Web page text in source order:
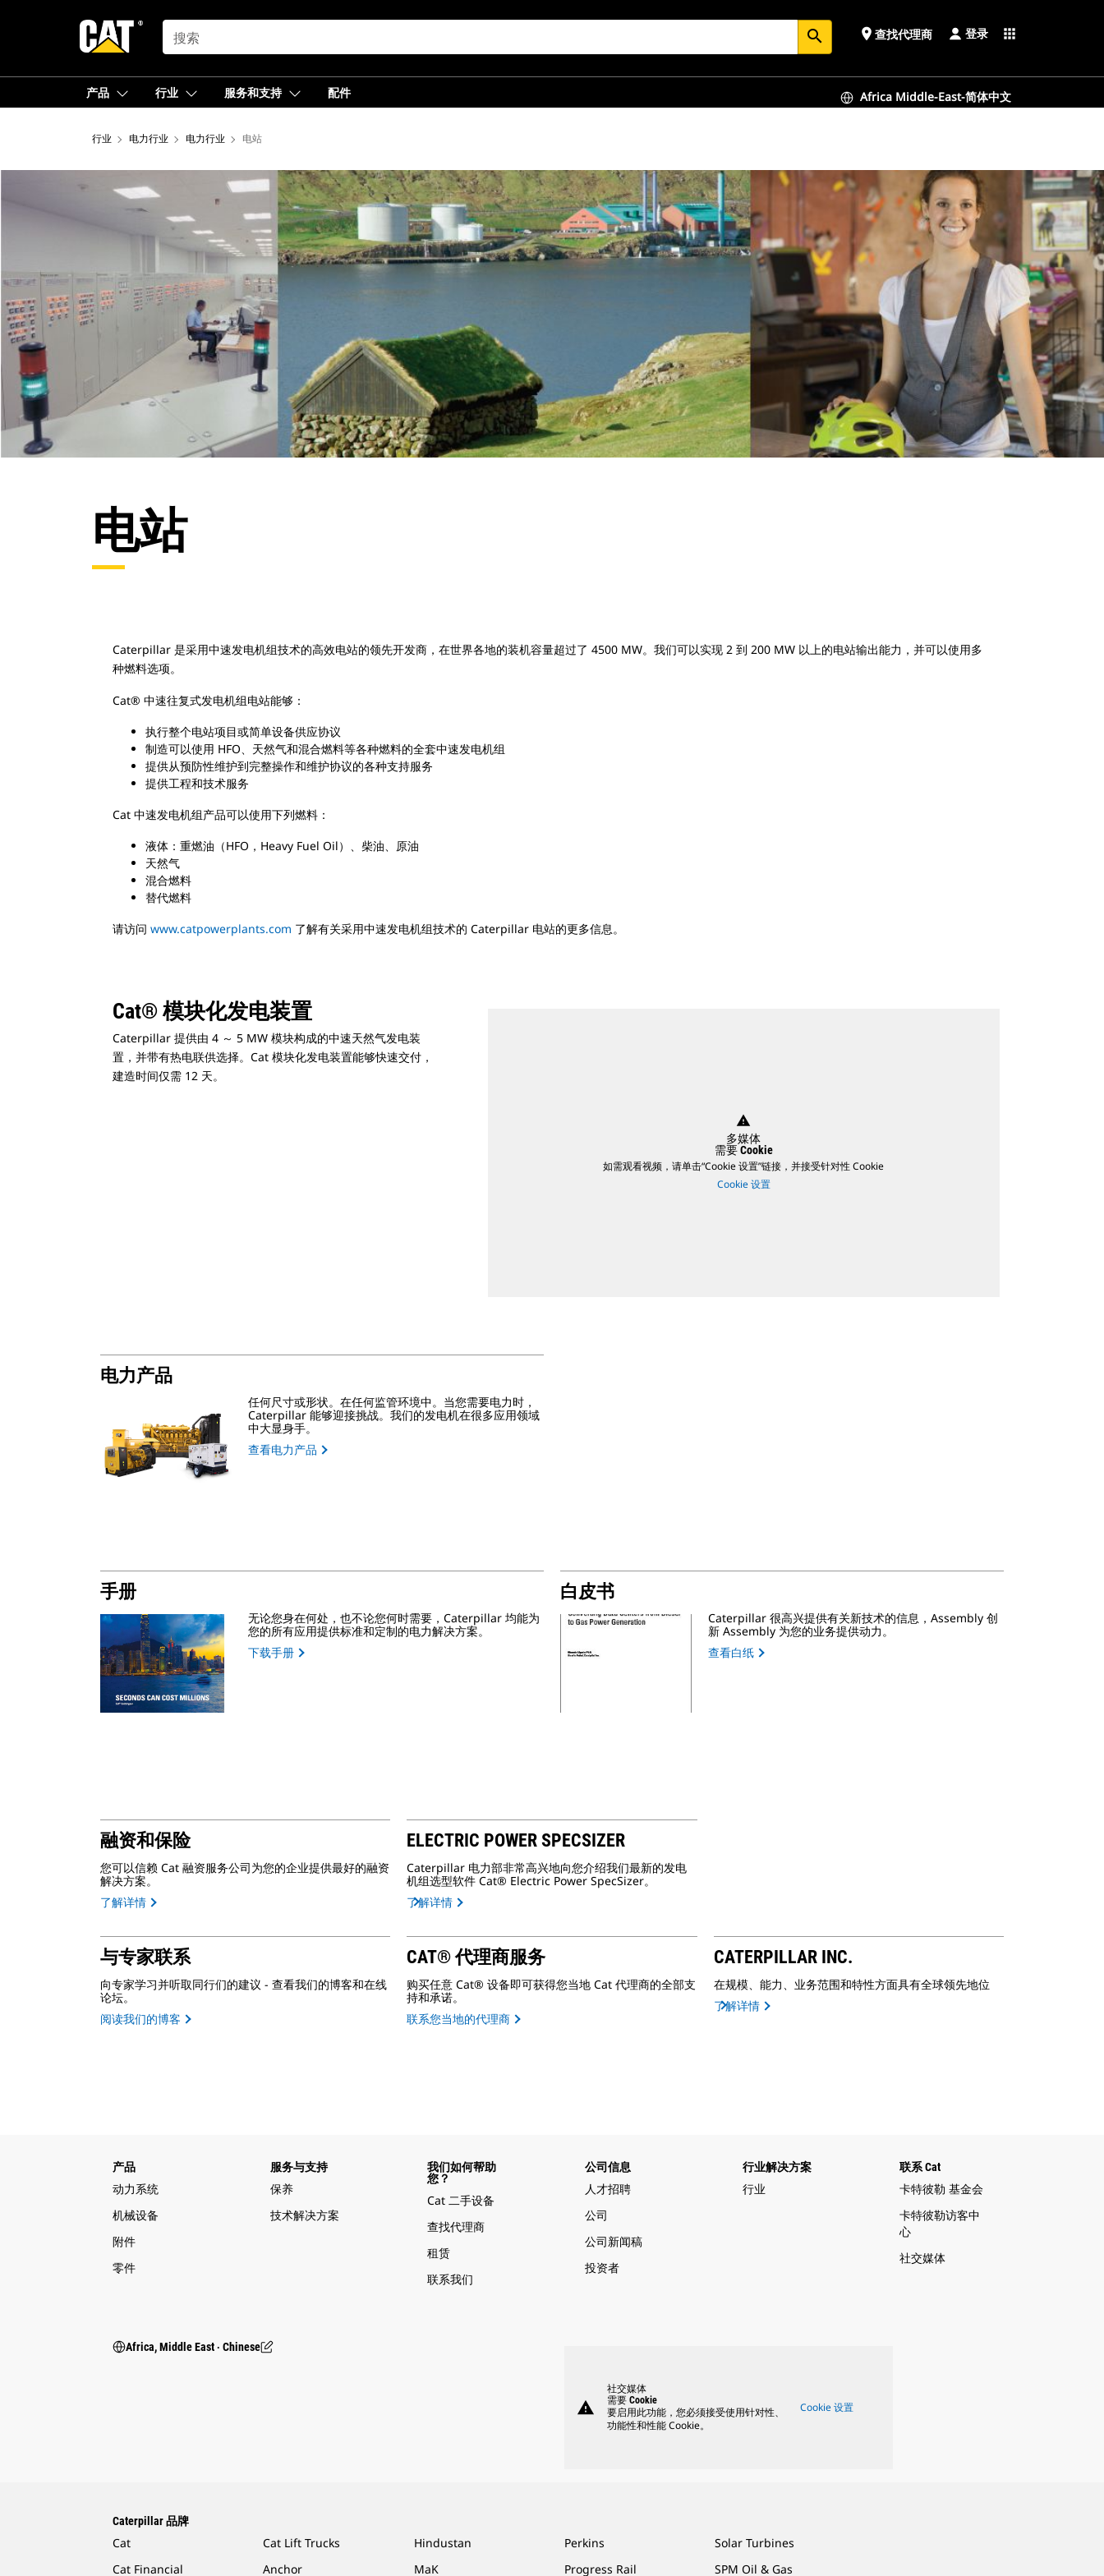
SEARCH search place 查找代理商 登录 apps
产品 行业 服务和支持 配件 Africa Middle-East-简体中文
行业 电力行业 电力行业 电站
电站
Caterpillar 是采用中速发电机组技术的高效电站的领先开发商，在世界各地的装机容量超过了 4500 MW。我们可以实现 2 到 200 MW 以上的电站输出能力，并可以使用多
种燃料选项。
Cat® 中速往复式发电机组电站能够：
执行整个电站项目或简单设备供应协议
制造可以使用 HFO、天然气和混合燃料等各种燃料的全套中速发电机组
提供从预防性维护到完整操作和维护协议的各种支持服务
提供工程和技术服务
Cat 中速发电机组产品可以使用下列燃料：
液体：重燃油（HFO，Heavy Fuel Oil）、柴油、原油
天然气
混合燃料
替代燃料
请访问 www.catpowerplants.com 了解有关采用中速发电机组技术的 Caterpillar 电站的更多信息。
Cat® 模块化发电装置
Caterpillar 提供由 4 ～ 5 MW 模块构成的中速天然气发电装
置，并带有热电联供选择。Cat 模块化发电装置能够快速交付，
建造时间仅需 12 天。
warning
多媒体
需要 Cookie
如需观看视频，请单击“Cookie 设置”链接，并接受针对性 Cookie
Cookie 设置
电力产品
任何尺寸或形状。在任何监管环境中。当您需要电力时，
Caterpillar 能够迎接挑战。我们的发电机在很多应用领域
中大显身手。
查看电力产品
手册
无论您身在何处，也不论您何时需要，Caterpillar 均能为
您的所有应用提供标准和定制的电力解决方案。
下载手册
白皮书
Caterpillar 很高兴提供有关新技术的信息，Assembly 创
新 Assembly 为您的业务提供动力。
查看白纸
融资和保险
您可以信赖 Cat 融资服务公司为您的企业提供最好的融资
解决方案。
了解详情
ELECTRIC POWER SPECSIZER
Caterpillar 电力部非常高兴地向您介绍我们最新的发电
机组选型软件 Cat® Electric Power SpecSizer。
了解详情
与专家联系
向专家学习并听取同行们的建议 - 查看我们的博客和在线
论坛。
阅读我们的博客
CAT® 代理商服务
购买任意 Cat® 设备即可获得您当地 Cat 代理商的全部支
持和承诺。
联系您当地的代理商
CATERPILLAR INC.
在规模、能力、业务范围和特性方面具有全球领先地位
了解详情
产品
动力系统
机械设备
附件
零件
服务与支持
保养
技术解决方案
我们如何帮助
您？
Cat 二手设备
查找代理商
租赁
联系我们
公司信息
人才招聘
公司
公司新闻稿
投资者
行业解决方案
行业
联系 Cat
卡特彼勒 基金会
卡特彼勒访客中
心
社交媒体
Africa, Middle East ‧ Chinese
warning
社交媒体
需要 Cookie
要启用此功能，您必须接受使用针对性、
功能性和性能 Cookie。
Cookie 设置
Caterpillar 品牌
Cat
Cat Financial
Cat Lift Trucks
Anchor
Hindustan
MaK
Perkins
Progress Rail
Solar Turbines
SPM Oil & Gas